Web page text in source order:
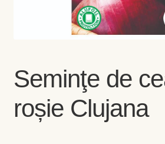
ecoVazon în Mass-Media
Seminţe de
roșie Clujana